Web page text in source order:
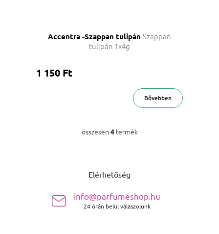
Accentra -Szappan tulipán Szappan
tulipán 1x4g
1 150 Ft
Bővebben
Listairányítás elemei
összesen 4termék
Elérhetőség
info@parfumeshop.hu
24 órán belül válaszolunk